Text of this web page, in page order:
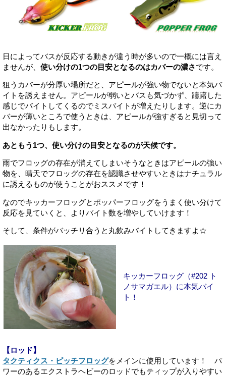
日によってバスが反応する動きが違う時が多いので一概には言え
ませんが、 使い分けの1つの目安となるのはカバーの濃さです。
狙うカバーが分厚い場所だと、アピールが強い物でないと本気バ
イトを誘えません。アピールが弱いとバスも気づかず、躊躇した
感じでバイトしてくるのでミスバイトが増えたりします。逆にカ
バーが薄いところで使うときは、アピールが強すぎると見切って
出なかったりもします。
あともう1つ、使い分けの目安となるのが天候です。
雨でフロッグの存在が消えてしまいそうなときはアピールの強い
物を、晴天でフロッグの存在を認識させやすいときはナチュラル
に誘えるものが使うことがおススメです！
なのでキッカーフロッグとポッパーフロッグをうまく使い分けて
反応を見ていくと、よりバイト数を増やしていけます！
そして、条件がバッチリ合うと丸飲みバイトしてきますよ☆
キッカーフロッグ（#202 ト
ノサマガエル）に本気バイ
ト！
【ロッド】
タクティクス・ピッチフロッグをメインに使用しています！ パ
ワーのあるエクストラヘビーのロッドでもティップが入りやすい